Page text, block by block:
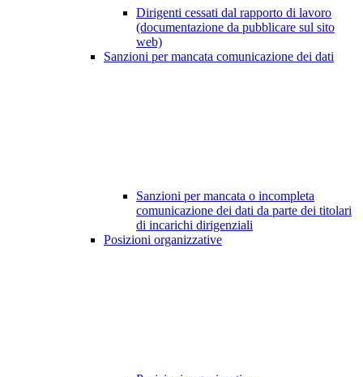
Dirigenti cessati dal rapporto di lavoro
(documentazione da pubblicare sul sito
web)
Sanzioni per mancata comunicazione dei dati
Sanzioni per mancata o incompleta
comunicazione dei dati da parte dei titolari
di incarichi dirigenziali
Posizioni organizzative